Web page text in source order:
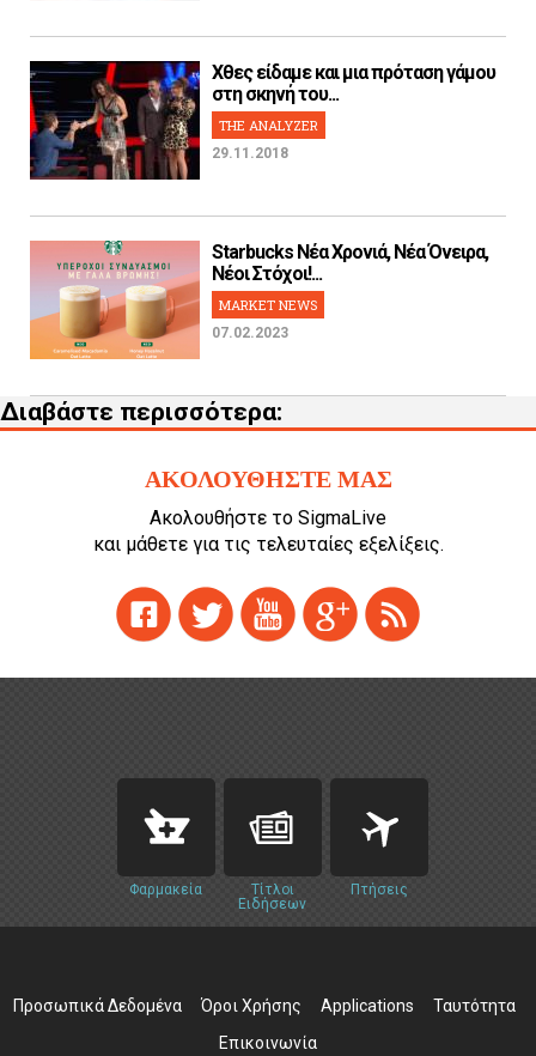
Χθες είδαμε και μια πρόταση γάμου
στη σκηνή του...
THE ANALYZER
29.11.2018
Starbucks Νέα Χρονιά, Νέα Όνειρα,
Νέοι Στόχοι!...
MARKET NEWS
07.02.2023
Διαβάστε περισσότερα:
ΑΚΟΛΟΥΘΗΣΤΕ ΜΑΣ
Ακολουθήστε το SigmaLive
και μάθετε για τις τελευταίες εξελίξεις.
Φαρμακεία
Τίτλοι
Ειδήσεων
Πτήσεις
Προσωπικά Δεδομένα Όροι Χρήσης Applications
Ταυτότητα
Επικοινωνία